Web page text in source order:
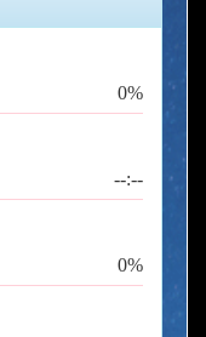
0%
--:--
0%